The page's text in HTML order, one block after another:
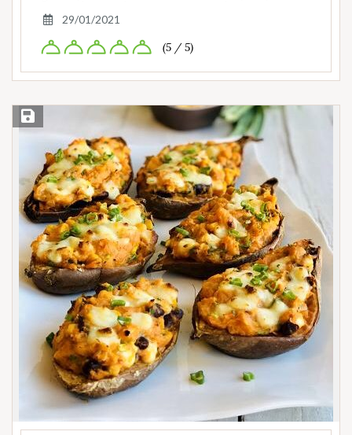
29/01/2021
(5 / 5)
Save Recipe